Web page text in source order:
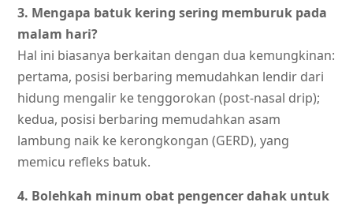
3. Mengapa batuk kering sering memburuk pada
malam hari?
Hal ini biasanya berkaitan dengan dua kemungkinan:
pertama, posisi berbaring memudahkan lendir dari
hidung mengalir ke tenggorokan (post-nasal drip);
kedua, posisi berbaring memudahkan asam
lambung naik ke kerongkongan (GERD), yang
memicu refleks batuk.
4. Bolehkah minum obat pengencer dahak untuk